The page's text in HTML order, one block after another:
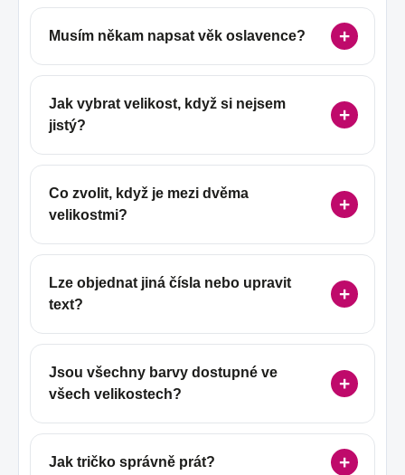
Musím někam napsat věk oslavence?
Jak vybrat velikost, když si nejsem
jistý?
Co zvolit, když je mezi dvěma
velikostmi?
Lze objednat jiná čísla nebo upravit
text?
Jsou všechny barvy dostupné ve
všech velikostech?
Jak tričko správně prát?